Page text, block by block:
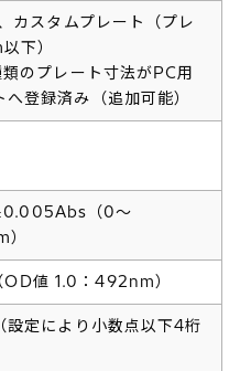
カスタムプレート（プレ
下）
のプレート寸法がPC用
登録済み（追加可能）
（0～
値 1.0：492nm）
設定により小数点以下4桁